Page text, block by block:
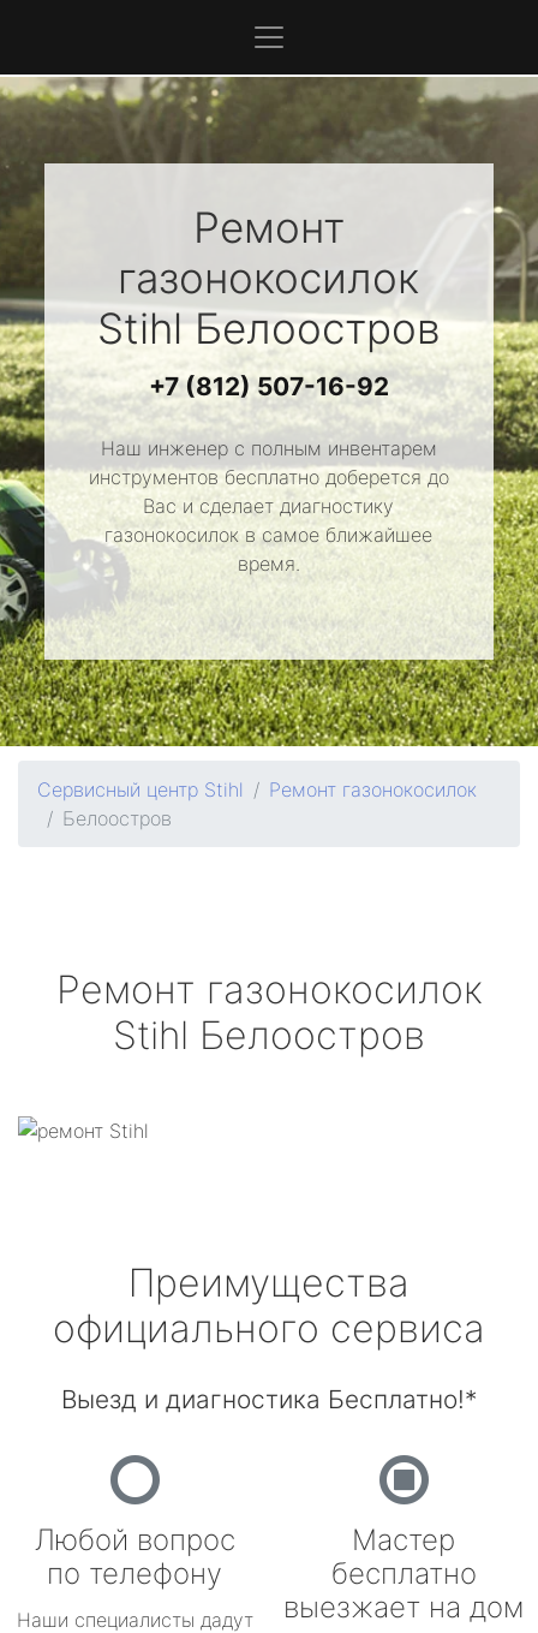
Ремонт
газонокосилок
StihlБелоостров
+7 (812) 507-16-92
Наш инженер с полным инвентарем
инструментов бесплатно доберется до
Вас и сделает диагностику
газонокосилок в самое ближайшее
время.
Сервисный центр Stihl
Ремонт газонокосилок
Белоостров
Ремонт газонокосилок
Stihl Белоостров
Преимущества
официального сервиса
Выезд и диагностика Бесплатно!*
Любой вопрос
по телефону
Наши специалисты дадут
Мастер
бесплатно
выезжает на дом